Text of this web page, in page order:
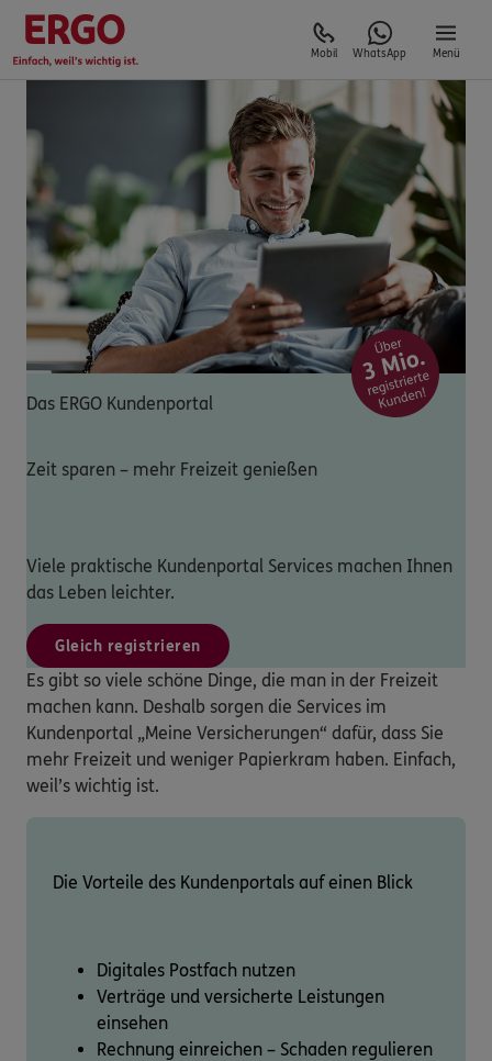
Mobil WhatsApp Menü
Das ERGO Kundenportal
Zeit sparen – mehr Freizeit genießen
Viele praktische Kundenportal Services machen Ihnen
das Leben leichter.
Gleich registrieren
Es gibt so viele schöne Dinge, die man in der Freizeit
machen kann. Deshalb sorgen die Services im
Kundenportal „Meine Versicherungen“ dafür, dass Sie
mehr Freizeit und weniger Papierkram haben. Einfach,
weil’s wichtig ist.
Die Vorteile des Kundenportals auf einen Blick
Digitales Postfach nutzen
Verträge und versicherte Leistungen
einsehen
Rechnung einreichen – Schaden regulieren